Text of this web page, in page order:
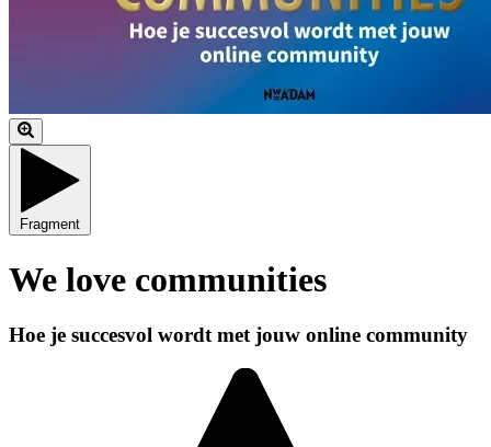
Fragment
We love communities
Hoe je succesvol wordt met jouw online community